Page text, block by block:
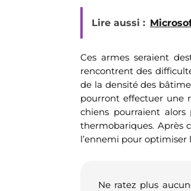
Lire aussi :
Ces armes seraient
rencontrent des
de la densité des
pourront effectuer une
chiens pourraient
thermobariques. Après
l’ennemi pour
Ne ratez plus